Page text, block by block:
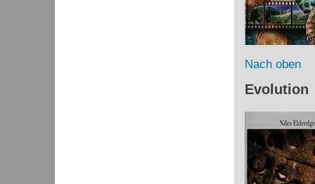
Nach oben
Evolution